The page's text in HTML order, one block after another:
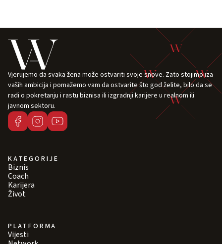
Vjerujemo da svaka žena može ostvariti svoje snove. Zato stojimo iza
vaših ambicija i pomažemo vam da ostvarite što god želite, bilo da se
radi o pokretanju i rastu biznisa ili izgradnji karijere u realnom ili
javnom sektoru.
KATEGORIJE
Biznis
Coach
Karijera
Život
PLATFORMA
Vijesti